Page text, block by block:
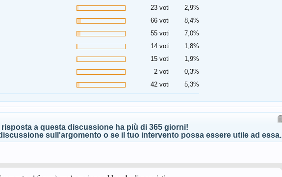
23 voti
2,9%
66 voti
8,4%
55 voti
7,0%
14 voti
1,8%
15 voti
1,9%
2 voti
0,3%
42 voti 5,3%
risposta a questa discussione ha più di 365 giorni!
sull'argomento o se il tuo intervento possa essere utile ad essa.